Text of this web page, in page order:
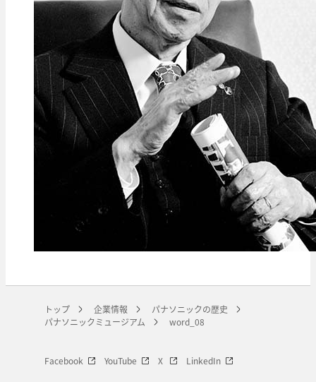
トップ 企業情報
パナソニックの歴史
パナソニックミュージアム
word_08
Facebook YouTube X LinkedIn